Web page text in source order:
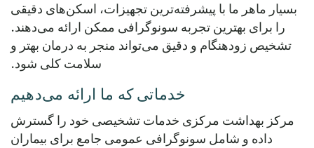
بسیار ماهر ما با پیشرفته‌ترین تجهیزات، اسکن‌های دقیقی
را برای بهترین تجربه سونوگرافی ممکن ارائه می‌دهند.
تشخیص زودهنگام و دقیق می‌تواند منجر به درمان بهتر و
سلامت کلی شود.
خدماتی که ما ارائه می‌دهیم
مرکز بهداشت مرکزی خدمات تشخیصی خود را گسترش
داده و شامل سونوگرافی عمومی جامع برای بیماران